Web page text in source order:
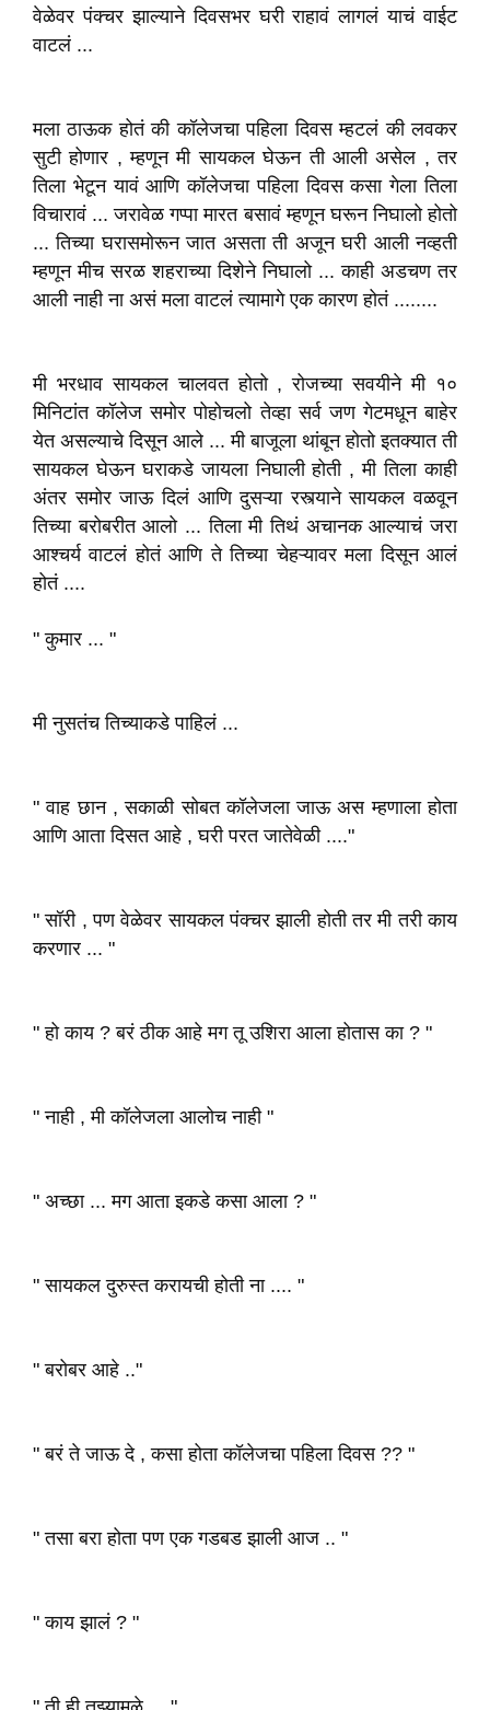
वेळेवर पंक्चर झाल्याने दिवसभर घरी राहावं लागलं याचं वाईट
वाटलं ...
मला ठाऊक होतं की कॉलेजचा पहिला दिवस म्हटलं की लवकर
सुटी होणार , म्हणून मी सायकल घेऊन ती आली असेल , तर
तिला भेटून यावं आणि कॉलेजचा पहिला दिवस कसा गेला तिला
विचारावं ... जरावेळ गप्पा मारत बसावं म्हणून घरून निघालो होतो
... तिच्या घरासमोरून जात असता ती अजून घरी आली नव्हती
म्हणून मीच सरळ शहराच्या दिशेने निघालो ... काही अडचण तर
आली नाही ना असं मला वाटलं त्यामागे एक कारण होतं ........
मी भरधाव सायकल चालवत होतो , रोजच्या सवयीने मी १०
मिनिटांत कॉलेज समोर पोहोचलो तेव्हा सर्व जण गेटमधून बाहेर
येत असल्याचे दिसून आले ... मी बाजूला थांबून होतो इतक्यात ती
सायकल घेऊन घराकडे जायला निघाली होती , मी तिला काही
अंतर समोर जाऊ दिलं आणि दुसऱ्या रस्त्याने सायकल वळवून
तिच्या बरोबरीत आलो ... तिला मी तिथं अचानक आल्याचं जरा
आश्चर्य वाटलं होतं आणि ते तिच्या चेहऱ्यावर मला दिसून आलं
होतं ....
" कुमार ... "
मी नुसतंच तिच्याकडे पाहिलं ...
" वाह छान , सकाळी सोबत कॉलेजला जाऊ अस म्हणाला होता
आणि आता दिसत आहे , घरी परत जातेवेळी ...."
" सॉरी , पण वेळेवर सायकल पंक्चर झाली होती तर मी तरी काय
करणार ... "
" हो काय ? बरं ठीक आहे मग तू उशिरा आला होतास का ? "
" नाही , मी कॉलेजला आलोच नाही "
" अच्छा ... मग आता इकडे कसा आला ? "
" सायकल दुरुस्त करायची होती ना .... "
" बरोबर आहे .."
" बरं ते जाऊ दे , कसा होता कॉलेजचा पहिला दिवस ?? "
" तसा बरा होता पण एक गडबड झाली आज .. "
" काय झालं ? "